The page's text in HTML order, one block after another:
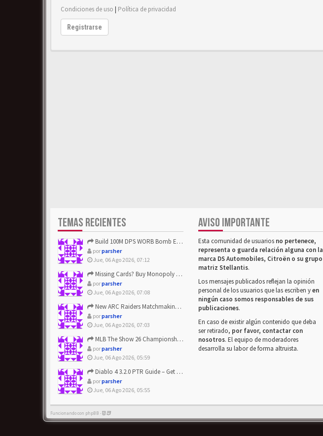
Condiciones de uso | Política de privacidad
Registrarse
TEMAS RECIENTES
Build 100M DPS WORB Bomb Elementalist Fast - Grab POE Curren...
porparsher
Jue, 06 Ago 2026, 07:12
Missing Cards? Buy Monopoly Go Happy Harvest with Looney Tun...
porparsher
Jue, 06 Ago 2026, 07:08
New ARC Raiders Matchmaking Update: Stop Failed - Grab Bluep...
porparsher
Jue, 06 Ago 2026, 07:03
MLB The Show 26 Championship Series Update! Get Cheap & ...
porparsher
Jue, 06 Ago 2026, 05:59
Diablo 4 3.2.0 PTR Guide – Get 8% Off Items Quickly to Test ...
porparsher
Jue, 06 Ago 2026, 05:55
AVISO IMPORTANTE
Esta comunidad de usuarios no pertenece,
representa o guarda relación alguna con la
marca DS Automobiles, Citroën o su grupo
matriz Stellantis.
Los mensajes publicados reflejan la opinión
personal de los usuarios que las escriben yen
ningún caso somos responsables de sus
publicaciones.
En caso de existir algún contenido que deba
ser retirado, por favor, contactar con
nosotros. El equipo de moderadores
desarrolla su labor de forma altruista.
Funcionando con phpBB -